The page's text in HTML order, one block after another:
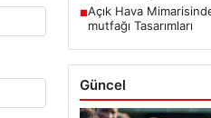
■Açık Hava
mutfağı Tasarımları
Güncel